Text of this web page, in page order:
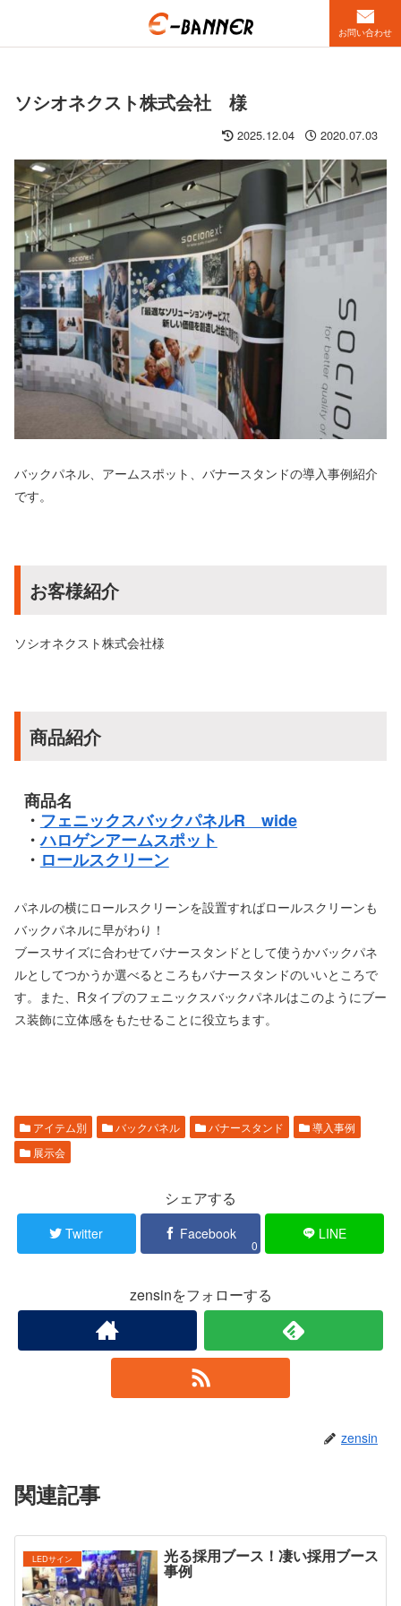
お問い合わせ
ソシオネクスト株式会社 様
2025.12.04 2020.07.03
バックパネル、アームスポット、バナースタンドの導入事例紹介
です。
お客様紹介
ソシオネクスト株式会社様
商品紹介
商品名
・ フェニックスバックパネルR wide
・ハロゲンアームスポット
・ ロールスクリーン
パネルの横にロールスクリーンを設置すればロールスクリーンも
バックパネルに早がわり！
ブースサイズに合わせてバナースタンドとして使うかバックパネ
ルとしてつかうか選べるところもバナースタンドのいいところで
す。また、Rタイプのフェニックスバックパネルはこのようにブー
ス装飾に立体感をもたせることに役立ちます。
アイテム別 バックパネル バナースタンド
導入事例
展示会
シェアする
Twitter Facebook
0
LINE
zensinをフォローする
zensin
関連記事
LEDサイン 光る採用ブース！凄い採用ブース
事例